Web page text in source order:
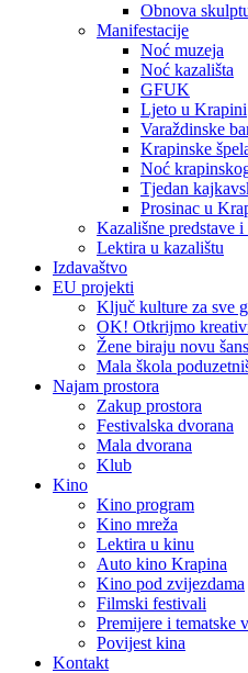
Obnova
Manifestacije
Noć muzeja
Noć kazališta
GFUK
Ljeto u Krapini
Varaždinske
Krapinske
Noć
Tjedan
Prosinac u
Kazališne predstave
Lektira u kazalištu
Izdavaštvo
EU projekti
Ključ kulture za sve
OK! Otkrijmo
Žene biraju novu
Mala škola
Najam prostora
Zakup prostora
Festivalska dvorana
Mala dvorana
Klub
Kino
Kino program
Kino mreža
Lektira u kinu
Auto kino Krapina
Kino pod zvijezdama
Filmski festivali
Premijere i tematske
Povijest kina
Kontakt